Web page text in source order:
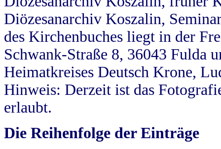
Diözesanarchiv Koszalin,
des Kirchenbuches liegt in der
Schwank-Straße 8, 36043 Fulda
Heimatkreises Deutsch Krone,
Hinweis: Derzeit ist das
erlaubt.
Die Reihenfolge der Einträge